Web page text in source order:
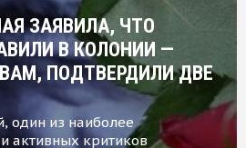
ЗАЯВИЛА, ЧТО
В КОЛОНИИ —
ПОДТВЕРДИЛИ ДВЕ
один из наиболее
активных критиков